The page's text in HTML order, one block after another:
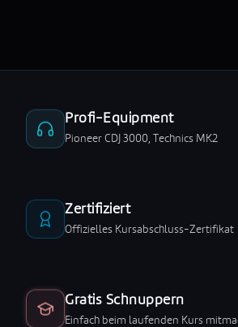
Profi-Equipment
Pioneer CDJ 3000, Technics MK2
Zertifiziert
Offizielles Kursabschluss-Zertifikat
Gratis Schnuppern
Einfach beim laufenden Kurs